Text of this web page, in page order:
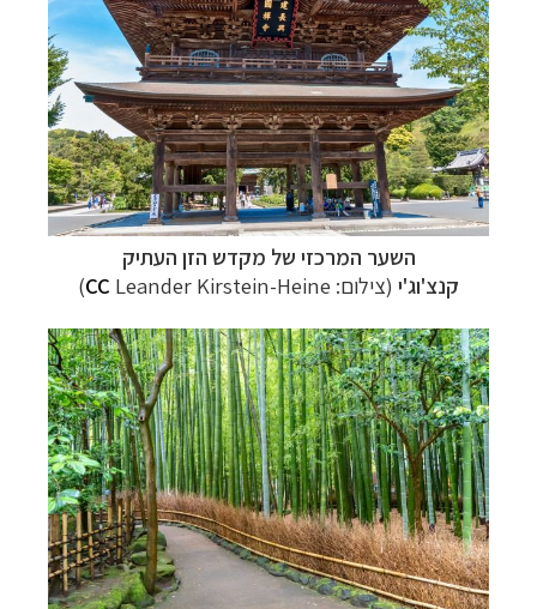
השער המרכזי של מקדש הזן העתיק
קנצ'וג'י (צילום: CC Leander Kirstein-Heine
)